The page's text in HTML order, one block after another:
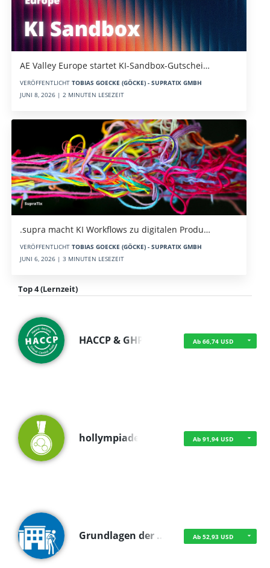
AE Valley Europe startet KI-Sandbox-Gutschei…
VERÖFFENTLICHT TOBIAS GOECKE (GÖCKE) - SUPRATIX GMBH
JUNI 8, 2026 | 2 MINUTEN LESEZEIT
.supra macht KI Workflows zu digitalen Produ…
VERÖFFENTLICHT TOBIAS GOECKE (GÖCKE) - SUPRATIX GMBH
JUNI 6, 2026 | 3 MINUTEN LESEZEIT
Top 4 (Lernzeit)
HACCP & GHP Ab 66,74 USD
hollympiade Ab 91,94 USD
Grundlagen der … Ab 52,93 USD